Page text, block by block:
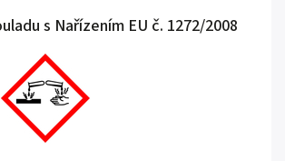
s Nařízením EU č. 1272/2008